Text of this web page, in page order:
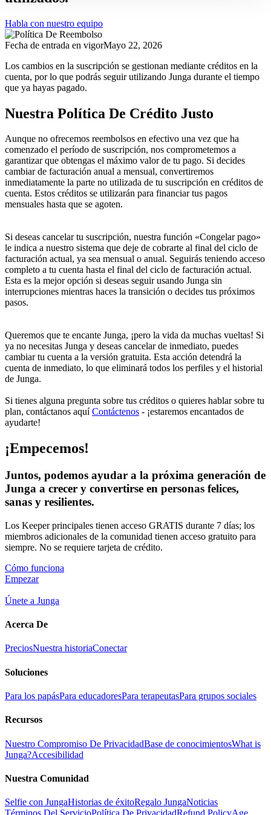
Habla con nuestro equipo
Fecha de entrada en vigorMayo 22, 2026
Los cambios en la suscripción se gestionan mediante créditos en la
cuenta, por lo que podrás seguir utilizando Junga durante el tiempo
que ya hayas pagado.
Nuestra Política De Crédito Justo
Aunque no ofrecemos reembolsos en efectivo una vez que ha
comenzado el período de suscripción, nos comprometemos a
garantizar que obtengas el máximo valor de tu pago. Si decides
cambiar de facturación anual a mensual, convertiremos
inmediatamente la parte no utilizada de tu suscripción en créditos de
cuenta. Estos créditos se utilizarán para financiar tus pagos
mensuales hasta que se agoten.
Si deseas cancelar tu suscripción, nuestra función «Congelar pago»
le indica a nuestro sistema que deje de cobrarte al final del ciclo de
facturación actual, ya sea mensual o anual. Seguirás teniendo acceso
completo a tu cuenta hasta el final del ciclo de facturación actual.
Esta es la mejor opción si deseas seguir usando Junga sin
interrupciones mientras haces la transición o decides tus próximos
pasos.
Queremos que te encante Junga, ¡pero la vida da muchas vueltas! Si
ya no necesitas Junga y deseas cancelar de inmediato, puedes
cambiar tu cuenta a la versión gratuita. Esta acción detendrá la
cuenta de inmediato, lo que eliminará todos los perfiles y el historial
de Junga.
Si tienes alguna pregunta sobre tus créditos o quieres hablar sobre tu
plan, contáctanos aquíContáctenos - ¡estaremos encantados de
ayudarte!
¡Empecemos!
Juntos, podemos ayudar a la próxima generación de
Junga a crecer y convertirse en personas felices,
sanas y resilientes.
Los Keeper principales tienen acceso GRATIS durante 7 días; los
miembros adicionales de la comunidad tienen acceso gratuito para
siempre. No se requiere tarjeta de crédito.
Cómo funciona
Empezar
Únete a Junga
Acerca De
PreciosNuestra historiaConectar
Soluciones
Para los papásPara educadoresPara terapeutasPara grupos sociales
Recursos
Nuestro Compromiso De PrivacidadBase de conocimientosWhat is
Junga?Accesibilidad
Nuestra Comunidad
Selfie con JungaHistorias de éxitoRegalo JungaNoticias
Términos Del ServicioPolítica De PrivacidadRefund PolicyAge